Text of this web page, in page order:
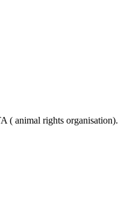
( animal rights organisation).